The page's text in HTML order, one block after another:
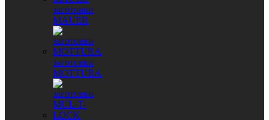
заготовки
MAUER
заготовки
MOTTURA